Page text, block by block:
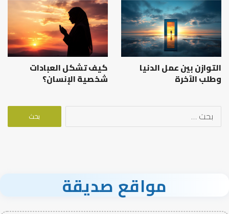
التوازن بين عمل الدنيا
وطلب الآخرة
كيف تشكل العبادات
شخصية الإنسان؟
البحث
مواقع صديقة